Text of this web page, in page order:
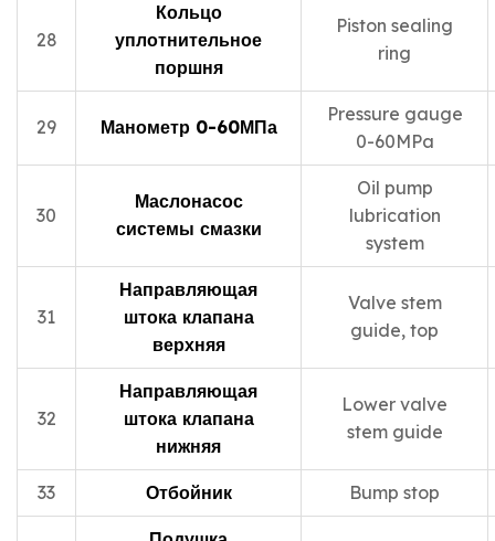
28
Кольцо
уплотнительное
поршня
Piston sealing
ring
29 Манометр 0-60МПа
Pressure gauge
0-60MPa
30
Маслонасос
системы смазки
Oil pump
lubrication
system
31
Направляющая
штока клапана
верхняя
Valve stem
guide, top
32
Направляющая
штока клапана
нижняя
Lower valve
stem guide
33 Отбойник Bump stop